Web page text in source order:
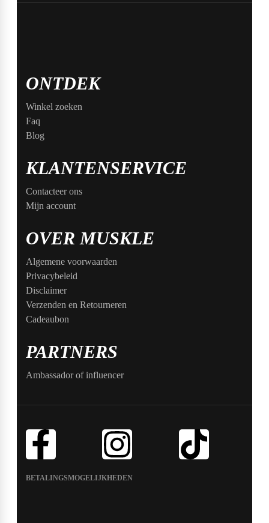
ONTDEK
Winkel zoeken
Faq
Blog
KLANTENSERVICE
Contacteer ons
Mijn account
OVER MUSKLE
Algemene voorwaarden
Privacybeleid
Disclaimer
Verzenden en Retourneren
Cadeaubon
PARTNERS
Ambassador of influencer
BETALINGSMOGELIJKHEDEN